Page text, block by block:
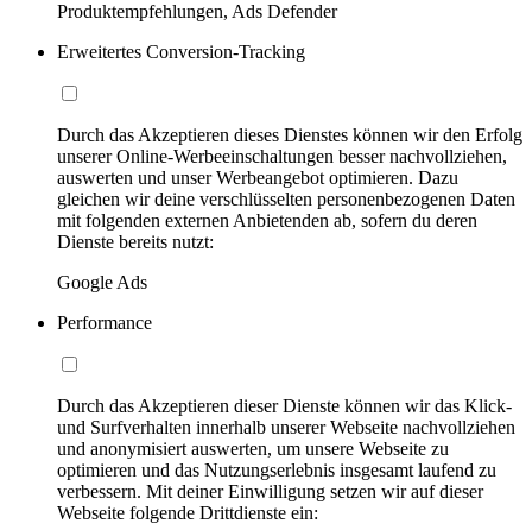
Produktempfehlungen, Ads Defender
Erweitertes Conversion-Tracking
Durch das Akzeptieren dieses Dienstes können wir den Erfolg
unserer Online-Werbeeinschaltungen besser nachvollziehen,
auswerten und unser Werbeangebot optimieren. Dazu
gleichen wir deine verschlüsselten personenbezogenen Daten
mit folgenden externen Anbietenden ab, sofern du deren
Dienste bereits nutzt:
Google Ads
Performance
Durch das Akzeptieren dieser Dienste können wir das Klick-
und Surfverhalten innerhalb unserer Webseite nachvollziehen
und anonymisiert auswerten, um unsere Webseite zu
optimieren und das Nutzungserlebnis insgesamt laufend zu
verbessern. Mit deiner Einwilligung setzen wir auf dieser
Webseite folgende Drittdienste ein: